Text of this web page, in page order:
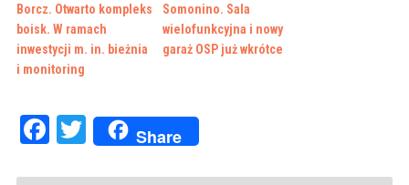
Borcz. Otwarto kompleks
boisk. W ramach
inwestycji m. in. bieżnia
i monitoring
Somonino. Sala
wielofunkcyjna i nowy
garaż OSP już wkrótce
Facebook
Twitter
Share